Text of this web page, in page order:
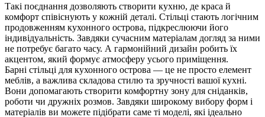
Такі поєднання дозволяють створити кухню, де краса й
комфорт співіснують у кожній деталі. Стільці стають логічним
продовженням кухонного острова, підкреслюючи його
індивідуальність. Завдяки сучасним матеріалам догляд за ними
не потребує багато часу. А гармонійний дизайн робить їх
акцентом, який формує атмосферу усього приміщення.
Барні стільці для кухонного острова — це не просто елемент
меблів, а важлива складова стилю та зручності вашої кухні.
Вони допомагають створити комфортну зону для сніданків,
роботи чи дружніх розмов. Завдяки широкому вибору форм і
матеріалів ви можете підібрати саме ті моделі, які ідеально